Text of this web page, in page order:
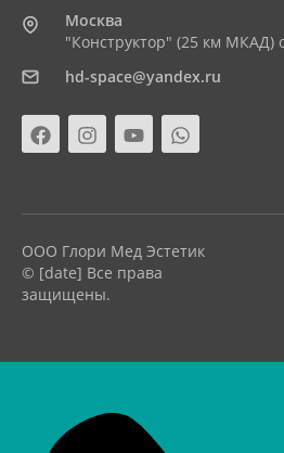
Москва
"Конструктор" (25 км МКАД)
hd-space@yandex.ru
ООО Глори Мед Эстетик
© [date] Все права
защищены.